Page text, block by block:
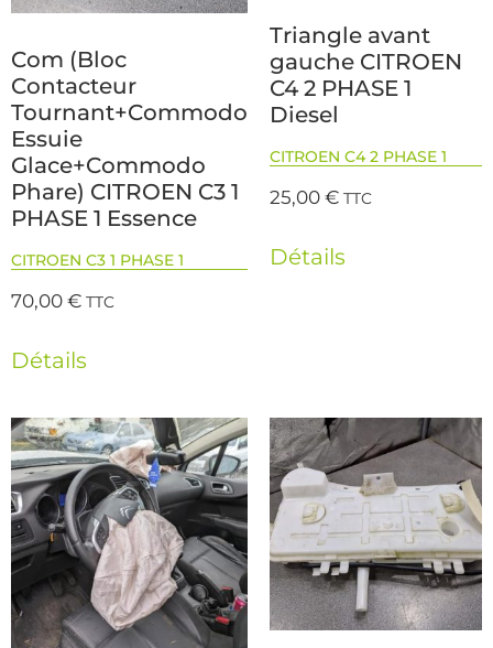
Com (Bloc
Contacteur
Tournant+Commodo
Essuie
Glace+Commodo
Phare) CITROEN C3 1
PHASE 1 Essence
CITROEN C3 1 PHASE 1
70,00€ TTC
Détails
Triangle avant
gauche CITROEN
C4 2 PHASE 1
Diesel
CITROEN C4 2 PHASE 1
25,00€ TTC
Détails